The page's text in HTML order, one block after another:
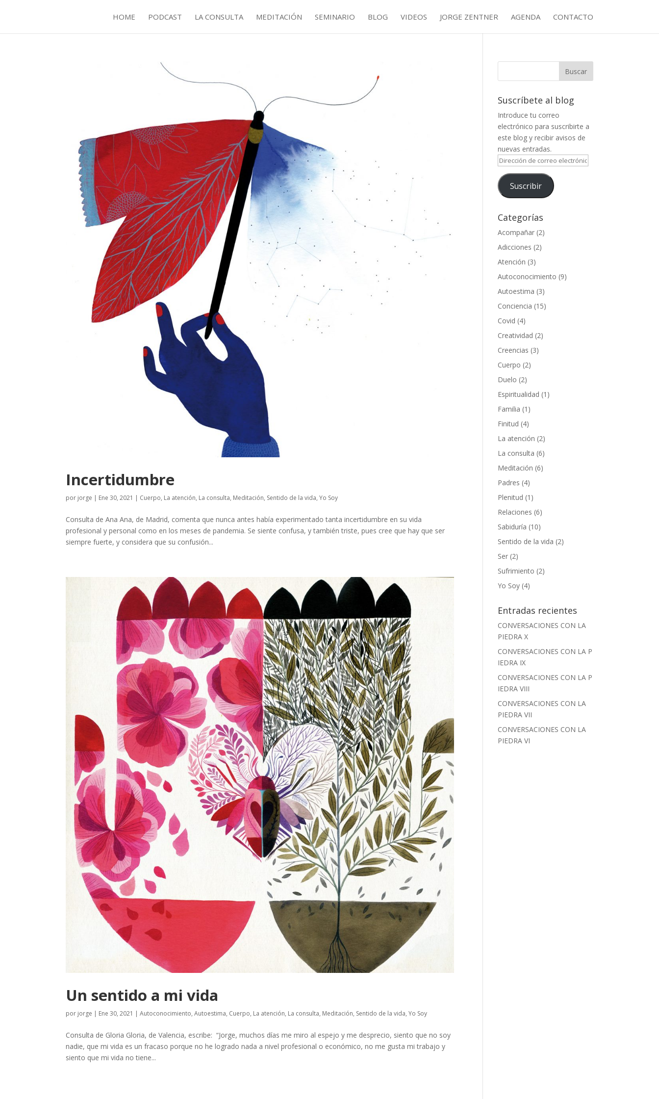
HOME PODCAST LA CONSULTA MEDITACIÓN SEMINARIO BLOG VIDEOS JORGE ZENTNER AGENDA CONTACTO
Incertidumbre
por jorge | Ene 30, 2021 | Cuerpo, La atención, La consulta, Meditación, Sentido de la vida,Yo Soy
Consulta de Ana Ana, de Madrid, comenta que nunca antes había experimentado tanta incertidumbre en su vida
profesional y personal como en los meses de pandemia. Se siente confusa, y también triste, pues cree que hay que ser
siempre fuerte, y considera que su confusión...
Un sentido a mi vida
por jorge | Ene 30, 2021 |Autoconocimiento,Autoestima, Cuerpo, La atención, La consulta, Meditación, Sentido de la vida,Yo Soy
Consulta de Gloria Gloria, de Valencia, escribe: “Jorge, muchos días me miro al espejo y me desprecio, siento que no soy
nadie, que mi vida es un fracaso porque no he logrado nada a nivel profesional o económico, no me gusta mi trabajo y
siento que mi vida no tiene...
Suscríbete al blog
Introduce tu correo
electrónico para suscribirte a
este blog y recibir avisos de
nuevas entradas.
Dirección
correo
electrónico
Suscribir
Categorías
Acompañar (2)
Adicciones (2)
Atención (3)
Autoconocimiento (9)
Autoestima (3)
Conciencia (15)
Covid (4)
Creatividad (2)
Creencias (3)
Cuerpo (2)
Duelo (2)
Espiritualidad (1)
Familia (1)
Finitud (4)
La atención (2)
La consulta (6)
Meditación (6)
Padres (4)
Plenitud (1)
Relaciones (6)
Sabiduría (10)
Sentido de la vida (2)
Ser (2)
Sufrimiento (2)
Yo Soy (4)
Entradas recientes
CONVERSACIONES CON LA
PIEDRA X
CONVERSACIONES CON LA P
IEDRA IX
CONVERSACIONES CON LA P
IEDRA VIII
CONVERSACIONES CON LA
PIEDRA VII
CONVERSACIONES CON LA
PIEDRA VI